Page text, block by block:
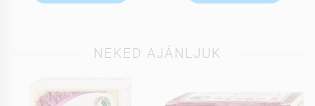
NEKED AJÁNLJUK